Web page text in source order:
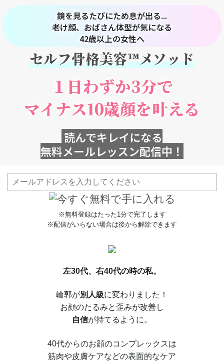
鏡を見るたびにため息が出る...
老け顔、おばさん体型が気になる
42歳以上の女性へ
セルフ骨格美容™︎メソッド
１日わずか3分で
マイナス10歳顔を叶える
読んでキレイになる
無料メールレッスン配信中！
※無料登録はたった1分で完了します
※配信がいらない場合は後から解除できます
左30代、右40代の時の私。
輪郭が別人級に変わりました！
お顔のたるみと歪みが改善し
自信が持てるように。
40代からのお顔のコンプレックスは
筋肉や皮膚ケアなどの表面的なケア